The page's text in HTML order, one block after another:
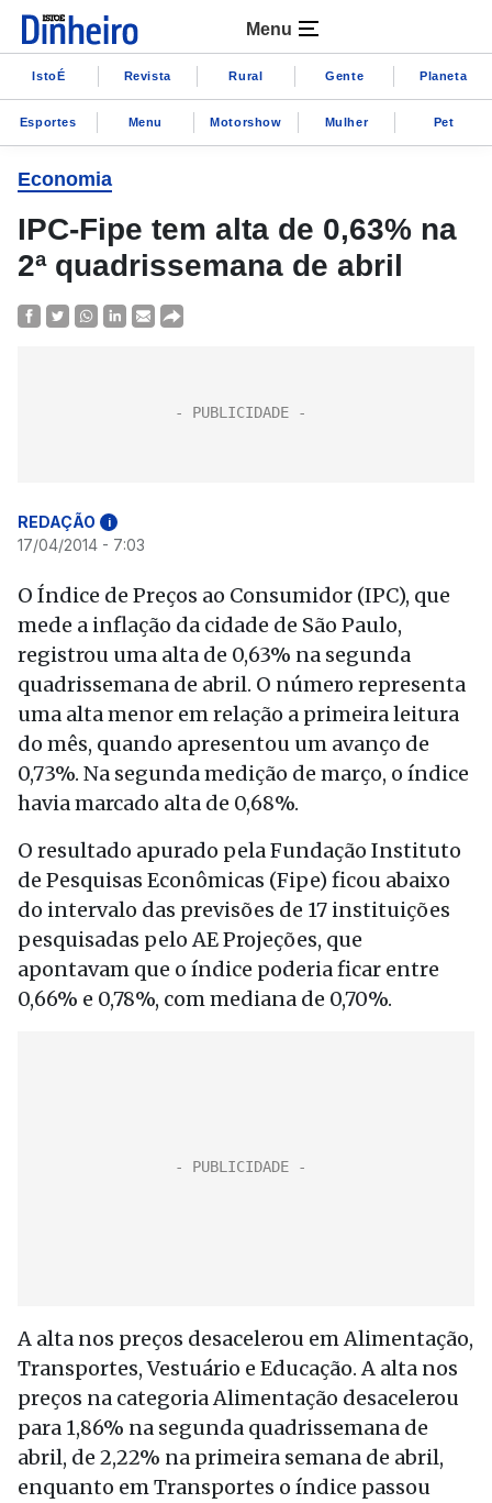
Menu
IstoÉ Revista Rural Gente Planeta
Esportes Menu Motorshow Mulher Pet
Economia
IPC-Fipe tem alta de 0,63% na
2ª quadrissemana de abril
REDAÇÃO i
17/04/2014 - 7:03
O Índice de Preços ao Consumidor (IPC), que
mede a inflação da cidade de São Paulo,
registrou uma alta de 0,63% na segunda
quadrissemana de abril. O número representa
uma alta menor em relação a primeira leitura
do mês, quando apresentou um avanço de
0,73%. Na segunda medição de março, o índice
havia marcado alta de 0,68%.
O resultado apurado pela Fundação Instituto
de Pesquisas Econômicas (Fipe) ficou abaixo
do intervalo das previsões de 17 instituições
pesquisadas pelo AE Projeções, que
apontavam que o índice poderia ficar entre
0,66% e 0,78%, com mediana de 0,70%.
A alta nos preços desacelerou em Alimentação,
Transportes, Vestuário e Educação. A alta nos
preços na categoria Alimentação desacelerou
para 1,86% na segunda quadrissemana de
abril, de 2,22% na primeira semana de abril,
enquanto em Transportes o índice passou